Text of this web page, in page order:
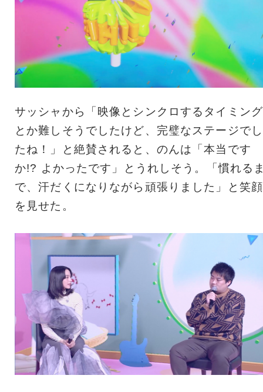
サッシャから「映像とシンクロするタイミング
とか難しそうでしたけど、完璧なステージでし
たね！」と絶賛されると、のんは「本当です
か!? よかったです」とうれしそう。「慣れる
で、汗だくになりながら頑張りました」と笑顔
を見せた。